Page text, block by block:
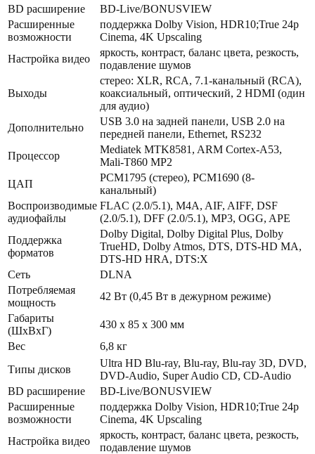
BD расширение
BD-Live/BONUSVIEW
Расширенные
возможности
поддержка Dolby Vision, HDR10;True 24p
Cinema, 4K Upscaling
Настройка видео
яркость, контраст, баланс цвета, резкость,
подавление шумов
Выходы
стерео: XLR, RCA, 7.1-канальный (RCA),
коаксиальный, оптический, 2 HDMI (один
для аудио)
Дополнительно
USB 3.0 на задней панели, USB 2.0 на
передней панели, Ethernet, RS232
Процессор
Mediatek MTK8581, ARM Cortex-A53,
Mali-T860 MP2
ЦАП
PCM1795 (стерео), PCM1690 (8-
канальный)
Воспроизводимые
аудиофайлы
FLAC (2.0/5.1), M4A, AIF, AIFF, DSF
(2.0/5.1), DFF (2.0/5.1), MP3, OGG, APE
Поддержка
форматов
Dolby Digital, Dolby Digital Plus, Dolby
TrueHD, Dolby Atmos, DTS, DTS-HD MA,
DTS-HD HRA, DTS:X
Сеть
DLNA
Потребляемая
мощность
42 Вт (0,45 Вт в дежурном режиме)
Габариты
(ШхВхГ)
430 x 85 x 300 мм
Вес
6,8 кг
Типы дисков
Ultra HD Blu-ray, Blu-ray, Blu-ray 3D, DVD,
DVD-Audio, Super Audio CD, CD-Audio
BD расширение
BD-Live/BONUSVIEW
Расширенные
возможности
поддержка Dolby Vision, HDR10;True 24p
Cinema, 4K Upscaling
Настройка видео
яркость, контраст, баланс цвета, резкость,
подавление шумов